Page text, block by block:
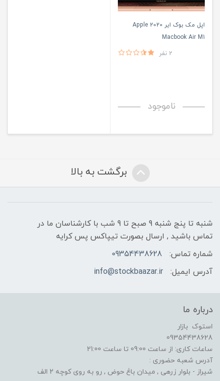
اپل مک بوک ایر 2020 Apple
Macbook Air M1
2 نفر
ناموجود
برگشت به بالا
شنبه تا پنج شنبه 9 صبح تا 9 شب با کارشناسان ما در
تماس باشید , ارسال بصورت تیپاکس پس کرایه
شماره تماس:
09354438628
آدرس ایمیل:
info@stockbaazar.ir
درباره ما
استوک بازار
09354438628
ساعات کاری: از ساعت 09:00 تا ساعت 21:00
آدرس شعبه حضوری :
شیراز - بلوار زرهی , میدان باغ حوض , رو به روی کوچه 2 الف